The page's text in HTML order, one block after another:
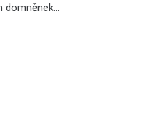
domněnek…